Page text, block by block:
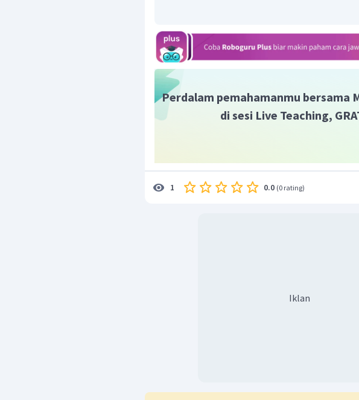
Tanda bintang menunjukkan atom C
galaktosa sehingga senyawa galaktosa
Perdalam pemahamanmu bersama
di sesi Live Teaching,
1 0.0 (0 rating)
Iklan